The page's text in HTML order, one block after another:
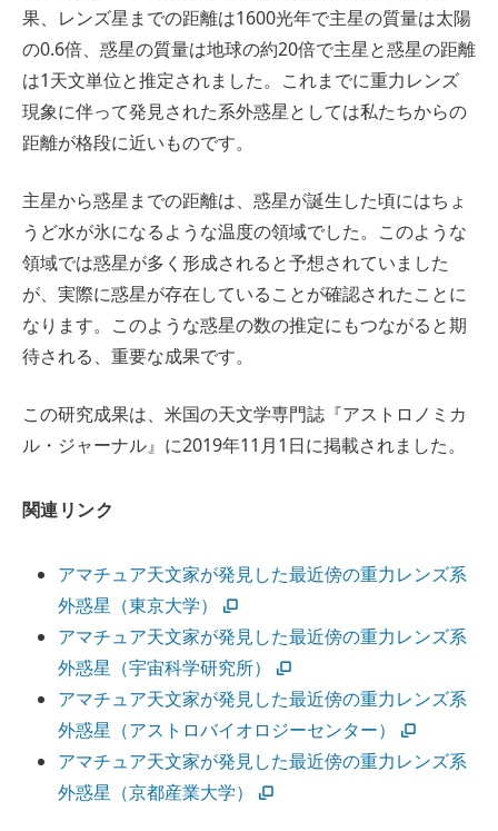
果、レンズ星までの距離は1600光年で主星の質量は太陽
の0.6倍、惑星の質量は地球の約20倍で主星と惑星の距離
は1天文単位と推定されました。これまでに重力レンズ
現象に伴って発見された系外惑星としては私たちからの
距離が格段に近いものです。
主星から惑星までの距離は、惑星が誕生した頃にはちょ
うど水が氷になるような温度の領域でした。このような
領域では惑星が多く形成されると予想されていました
が、実際に惑星が存在していることが確認されたことに
なります。このような惑星の数の推定にもつながると期
待される、重要な成果です。
この研究成果は、米国の天文学専門誌『アストロノミカ
ル・ジャーナル』に2019年11月1日に掲載されました。
関連リンク
アマチュア天文家が発見した最近傍の重力レンズ系
外惑星（東京大学）
アマチュア天文家が発見した最近傍の重力レンズ系
外惑星（宇宙科学研究所）
アマチュア天文家が発見した最近傍の重力レンズ系
外惑星（アストロバイオロジーセンター）
アマチュア天文家が発見した最近傍の重力レンズ系
外惑星（京都産業大学）